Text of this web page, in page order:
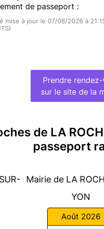
de passeport :
mise à jour le 07/08/2026 à
Prendre
sur le site de la
de LA
passeport
Mairie de LA
YON
Août 2026